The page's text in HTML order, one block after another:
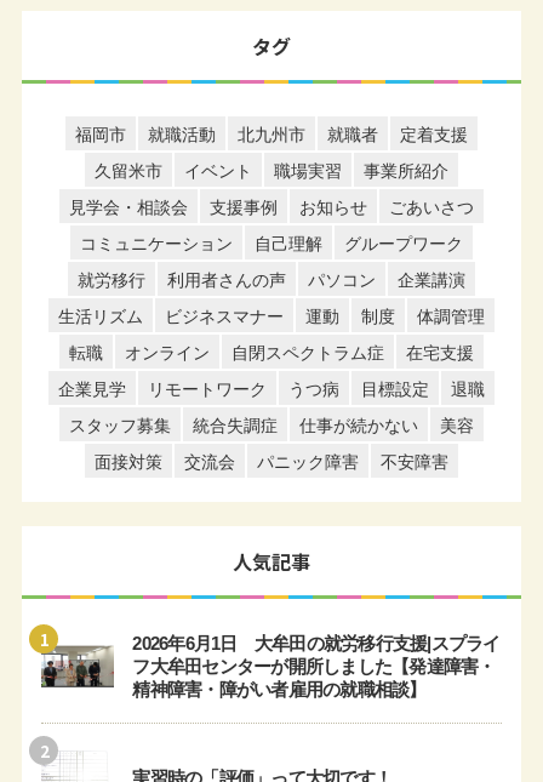
タグ
福岡市 就職活動 北九州市 就職者
定着支援
久留米市
イベント 職場実習
事業所紹介
見学会・相談会
支援事例 お知らせ
ごあいさつ
コミュニケーション
自己理解
グループワーク
就労移行
利用者さんの声 パソコン
企業講演
生活リズム
ビジネスマナー 運動 制度
体調管理
転職
オンライン 自閉スペクトラム症
在宅支援
企業見学
リモートワーク うつ病 目標設定
退職
スタッフ募集
統合失調症 仕事が続かない
美容
面接対策
交流会 パニック障害 不安障害
人気記事
1
2026年6月1日 大牟田の就労移行支援|スプライ
フ大牟田センターが開所しました【発達障害・
精神障害・障がい者雇用の就職相談】
2